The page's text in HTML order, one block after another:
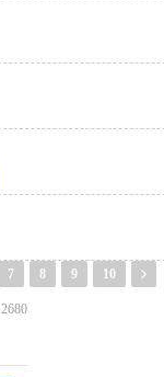
7 8 9 10